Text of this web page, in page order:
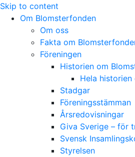
Skip to content
Om Blomsterfonden
Om oss
Fakta om
Föreningen
Historien om
Hela
Stadgar
Föreningsstämman
Årsredovisningar
Giva Sverige – för
Svensk
Styrelsen